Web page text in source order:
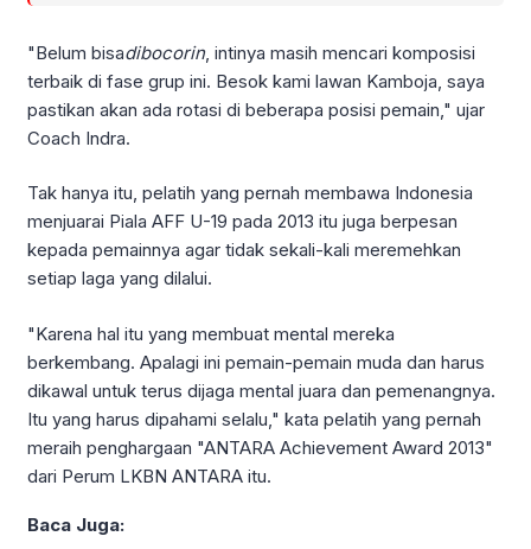
"Belum bisadibocorin, intinya masih mencari komposisi
terbaik di fase grup ini. Besok kami lawan Kamboja, saya
pastikan akan ada rotasi di beberapa posisi pemain," ujar
Coach Indra.
Tak hanya itu, pelatih yang pernah membawa Indonesia
menjuarai Piala AFF U-19 pada 2013 itu juga berpesan
kepada pemainnya agar tidak sekali-kali meremehkan
setiap laga yang dilalui.
"Karena hal itu yang membuat mental mereka
berkembang. Apalagi ini pemain-pemain muda dan harus
dikawal untuk terus dijaga mental juara dan pemenangnya.
Itu yang harus dipahami selalu," kata pelatih yang pernah
meraih penghargaan "ANTARA Achievement Award 2013"
dari Perum LKBN ANTARA itu.
Baca Juga: